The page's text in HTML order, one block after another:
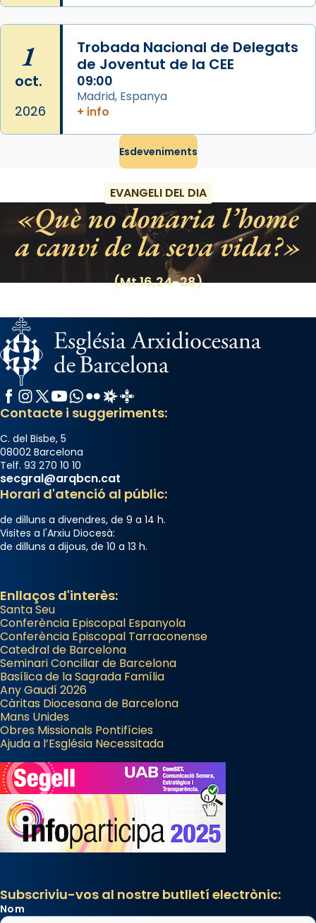
Photo
1
oct.
2026
Trobada Nacional de Delegats
de Joventut de la CEE
09:00
Madrid, Espanya
+ info
Esdeveniments
EVANGELI DEL DIA
Què no donaria l’home
a canvi de la seva vida?
(Mt 16,24-28)
Facebook
Instagram
X / Twitter
YouTube
WhatsApp
FlickrRadio Estel
Catalunya Cristiana
Contacte i suggeriments:
C. del Bisbe, 5
08002 Barcelona
Telf. 93 270 10 10
secgral@arqbcn.cat
Horari d'atenció al públic:
de dilluns a divendres, de 9 a 14 h.
Visites a l'Arxiu Diocesà:
de dilluns a dijous, de 10 a 13 h.
Enllaços d'interès:
Santa Seu
Conferència Episcopal Espanyola
Conferència Episcopal Tarraconense
Catedral de Barcelona
Seminari Conciliar de Barcelona
Basílica de la Sagrada Família
Any Gaudí 2026
Càritas Diocesana de Barcelona
Mans Unides
Obres Missionals Pontifícies
Ajuda a l’Església Necessitada
Subscriviu-vos al nostre butlletí electrònic:
Nom